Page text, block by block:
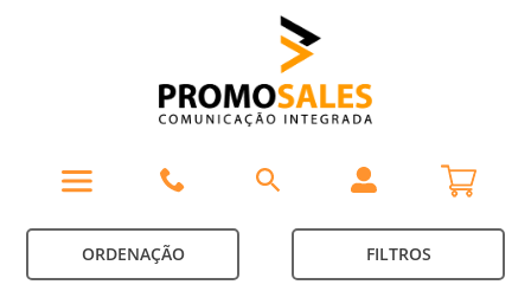
ORDENAÇÃO FILTROS